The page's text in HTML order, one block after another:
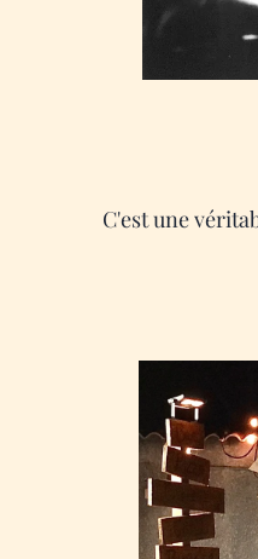
C'est une